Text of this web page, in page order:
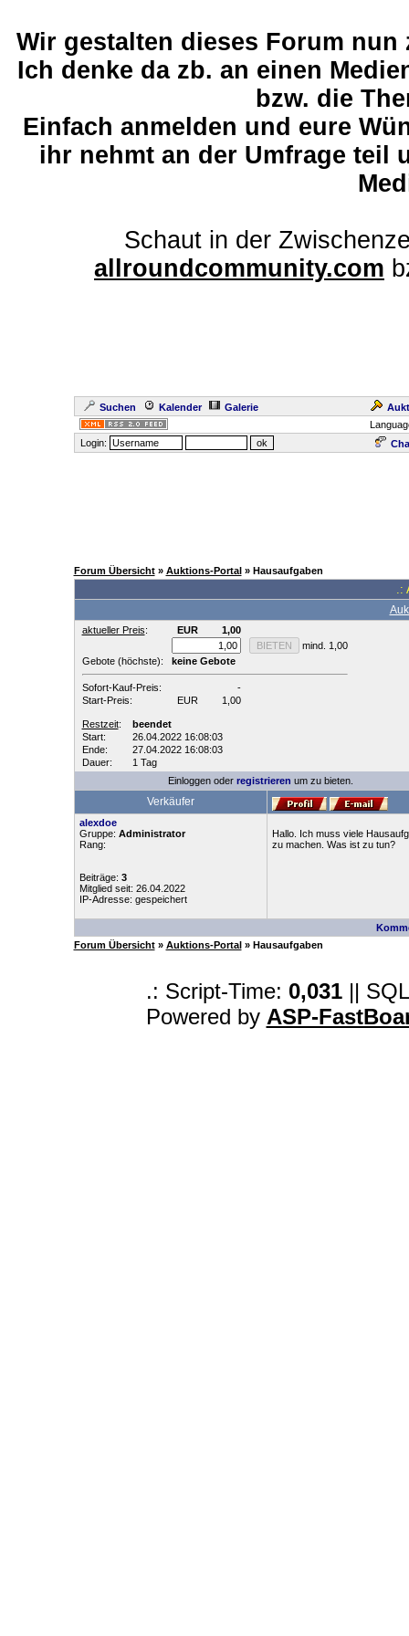
Wir gestalten dieses Forum
Ich denke da zb. an einen
bzw. die
Einfach anmelden und eure
ihr nehmt an der Umfrage teil
Schaut in der
allroundcommunity.com
Suchen Kalender Galerie
Login:
Forum Übersicht» Auktions-Portal» Hausaufgaben
.:
aktueller Preis: EUR
1,00
mind. 1,00
Gebote (höchste):
keine Gebote
Sofort-Kauf-Preis:
-
Start-Preis:
EUR 1,00
Restzeit:
beendet
Start:
26.04.2022 16:08:03
Ende:
27.04.2022 16:08:03
Dauer:
1 Tag
Einloggen oder registrieren um zu bieten.
Verkäufer
alexdoe
Gruppe: Administrator
Rang:
Beiträge: 3
Mitglied seit: 26.04.2022
IP-Adresse: gespeichert
Hallo. Ich muss viele
zu machen. Was ist zu tun?
Forum Übersicht» Auktions-Portal» Hausaufgaben
.: Script-Time: 0,031||
Powered by ASP-